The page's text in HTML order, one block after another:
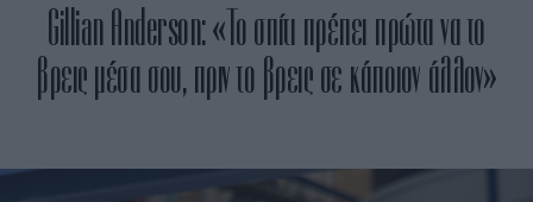
Gillian Anderson: «Το σπίτι πρέπει πρώτα να το
βρεις μέσα σου, πριν το βρεις σε κάποιον άλλον»